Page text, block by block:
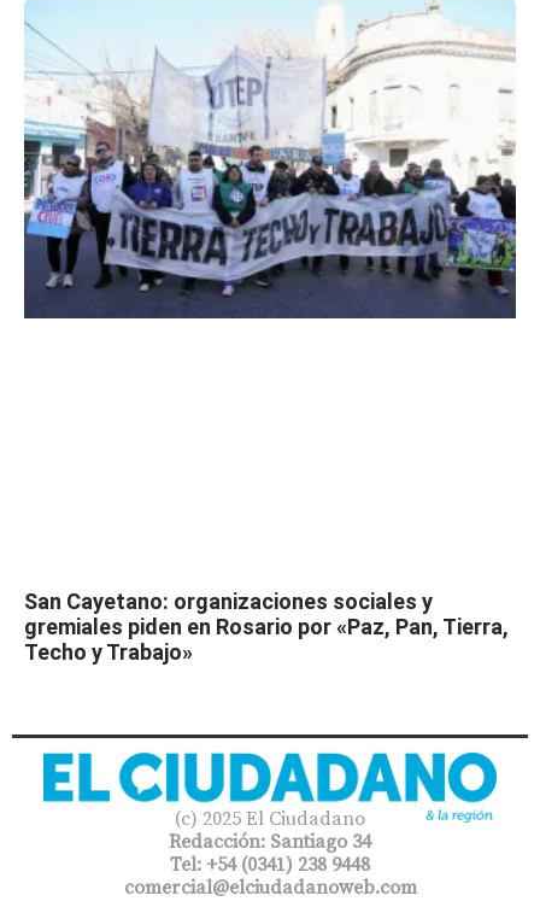
San Cayetano: organizaciones sociales y
gremiales piden en Rosario por «Paz, Pan, Tierra,
Techo y Trabajo»
(c) 2025 El Ciudadano
Redacción: Santiago 34
Tel: +54 (0341) 238 9448
comercial@elciudadanoweb.com​